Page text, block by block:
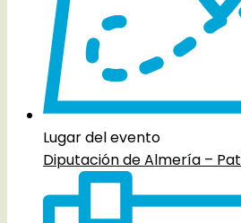
Lugar del evento
Diputación de Almería –